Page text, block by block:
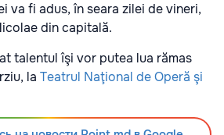
va fi adus, în seara zilei de vineri,
din capitală.
talentul îşi vor putea lua rămas
la Teatrul Naţional de Operă şi